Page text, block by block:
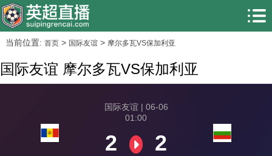
当前位置: 首页> 国际友谊> 摩尔多瓦VS保加利亚
国际友谊 摩尔多瓦VS保加利亚
国际友谊 | 06-06
01:00
2 2